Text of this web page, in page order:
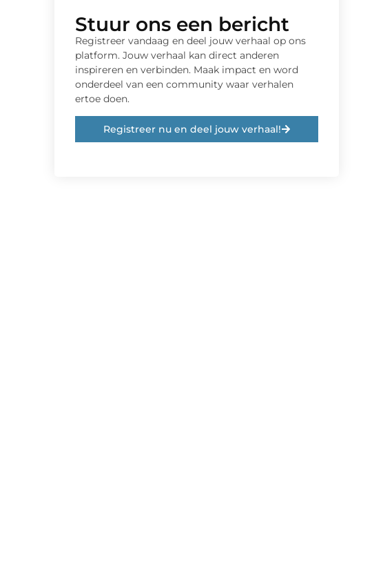
Stuur ons een bericht
Registreer vandaag en deel jouw verhaal op ons
platform. Jouw verhaal kan direct anderen
inspireren en verbinden. Maak impact en word
onderdeel van een community waar verhalen
ertoe doen.
Registreer nu en deel jouw verhaal!